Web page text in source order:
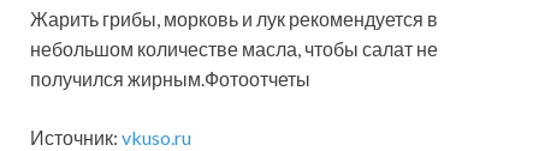
Жарить грибы, морковь и лук рекомендуется в
небольшом количестве масла, чтобы салат не
получился жирным.Фотоотчеты
Источник: vkuso.ru